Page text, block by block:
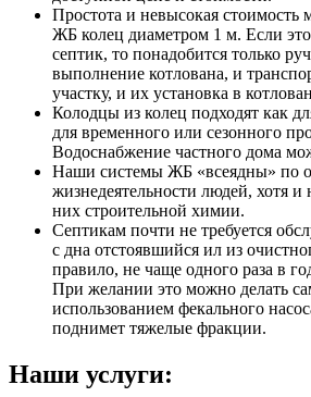
Простота и невысокая стоимость
ЖБ колец диаметром 1 м. Если
септик, то понадобится только
выполнение котлована, и
участку, и их установка в
Колодцы из колец подходят как
для временного или сезонного
Водоснабжение частного дома
Наши системы ЖБ «всеядны» по
жизнедеятельности людей, хотя и
них строительной химии.
Септикам почти не требуется
с дна отстоявшийся ил из
правило, не чаще одного раза в
При желании это можно делать
использованием фекального
поднимет тяжелые фракции.
Наши услуги: